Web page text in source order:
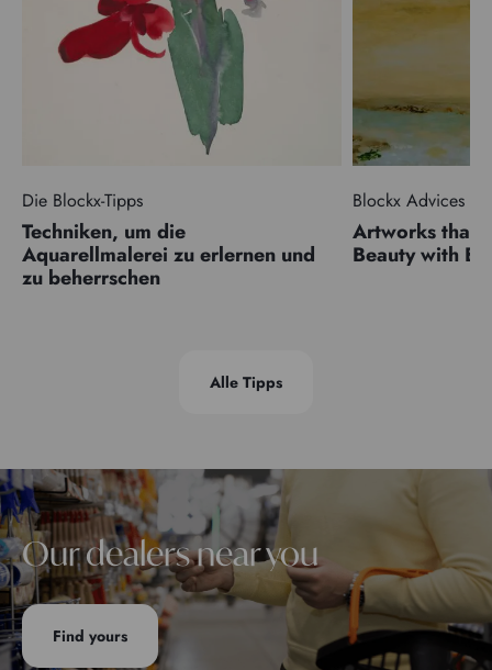
Die Blockx-Tipps
Techniken, um die
Aquarellmalerei zu erlernen und
zu beherrschen
Blockx Advices
Artworks that
Beauty with
Alle Tipps
Our dealers near you
Find yours